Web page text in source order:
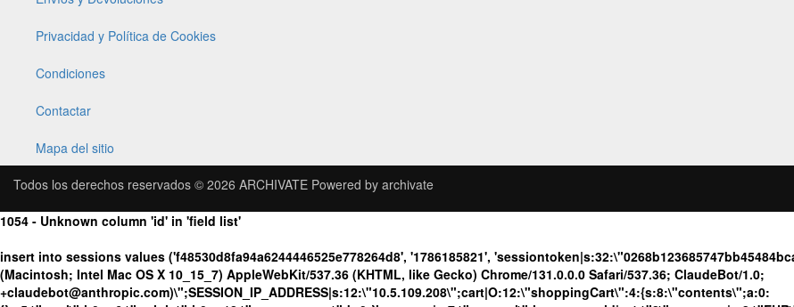
Privacidad y Política de Cookies
Condiciones
Contactar
Mapa del sitio
Todos los derechos reservados © 2026 ARCHIVATE Powered by archivate
1054 - Unknown column 'id' in 'field list'
insert into sessions values ('f48530d8fa94a6244446525e778264d8', '1786185821',
(Macintosh; Intel Mac OS X 10_15_7) AppleWebKit/537.36 (KHTML, like Gecko) Chrome/131.0.0.0 Safari/537.36; ClaudeBot/1.0;
+claudebot@anthropic.com)\";SESSION_IP_ADDRESS|s:12:\"10.5.109.208\";cart|O:12:\"shoppingCart\":4:{s:8:\"contents\";a:0: